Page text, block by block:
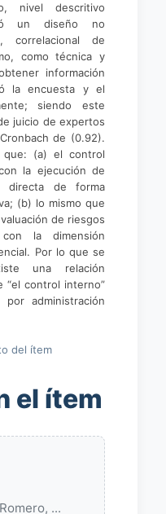
nivel descritivo
un diseño no
correlacional de
como técnica y
información
la encuesta y el
siendo este
juicio de expertos
de (0.92).
que: (a) el control
la ejecución de
directa de forma
(b) lo mismo que
de riesgos
la dimensión
Por lo que se
una relación
“el control interno”
administración
del ítem
el ítem
...